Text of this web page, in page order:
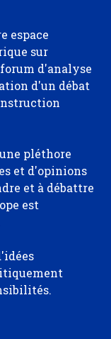
espace
sur
d'analyse
d'un débat
pléthore
et d'opinions
et à débattre
est